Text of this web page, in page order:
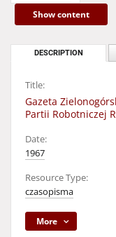
Show content
DESCRIPTION
Title:
Gazeta
Partii Robotniczej
Date:
1967
Resource Type:
czasopisma
More